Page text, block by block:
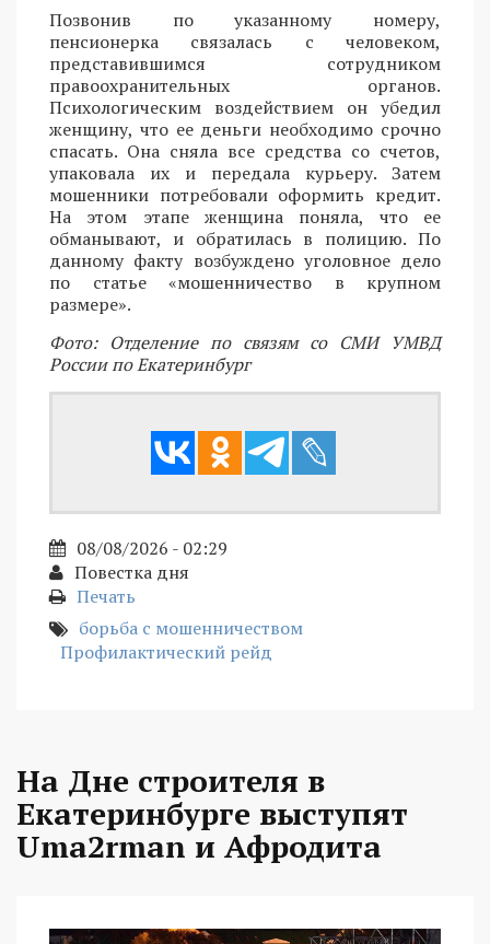
Позвонив по указанному номеру,
пенсионерка связалась с человеком,
представившимся сотрудником
правоохранительных органов.
Психологическим воздействием он убедил
женщину, что ее деньги необходимо срочно
спасать. Она сняла все средства со счетов,
упаковала их и передала курьеру. Затем
мошенники потребовали оформить кредит.
На этом этапе женщина поняла, что ее
обманывают, и обратилась в полицию. По
данному факту возбуждено уголовное дело
по статье «мошенничество в крупном
размере».
Фото: Отделение по связям со СМИ УМВД
России по Екатеринбург
08/08/2026 - 02:29
Повестка дня
Печать
борьба с мошенничеством
Профилактический рейд
На Дне строителя в
Екатеринбурге выступят
Uma2rman и Афродита